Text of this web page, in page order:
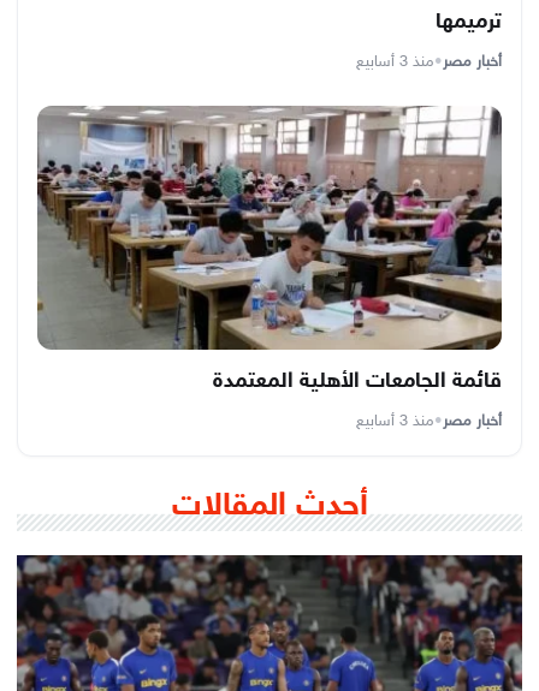
ترميمها
أخبار مصر•منذ 3 أسابيع
قائمة الجامعات الأهلية المعتمدة
أخبار مصر•منذ 3 أسابيع
أحدث المقالات